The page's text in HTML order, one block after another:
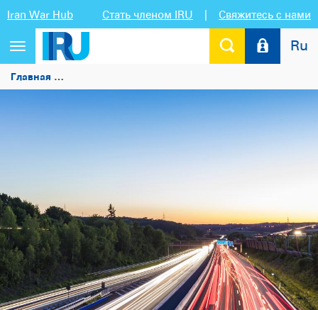
Iran War Hub Стать членом IRU | Свяжитесь с нами
Переключить
навигацию
Ru
Главная